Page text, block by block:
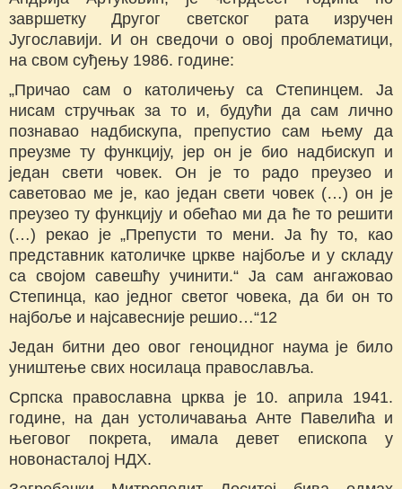
завршетку Другог светског рата изручен
Југославији. И он сведочи о овој проблематици,
на свом суђењу 1986. године:
„Причао сам о католичењу са Степинцем. Ја
нисам стручњак за то и, будући да сам лично
познавао надбискупа, препустио сам њему да
преузме ту функцију, јер он је био надбискуп и
један свети човек. Он је то радо преузео и
саветовао ме је, као један свети човек (…) он је
преузео ту функцију и обећао ми да ће то решити
(…) рекао је „Препусти то мени. Ја ћу то, као
представник католичке цркве најбоље и у складу
са својом савешћу учинити.“ Ја сам ангажовао
Степинца, као једног светог човека, да би он то
најбоље и најсавесније решио…“12
Један битни део овог геноцидног наума је било
уништење свих носилаца православља.
Српска православна црква је 10. априла 1941.
године, на дан устоличавања Анте Павелића и
његовог покрета, имала девет епископа у
новонасталој НДХ.